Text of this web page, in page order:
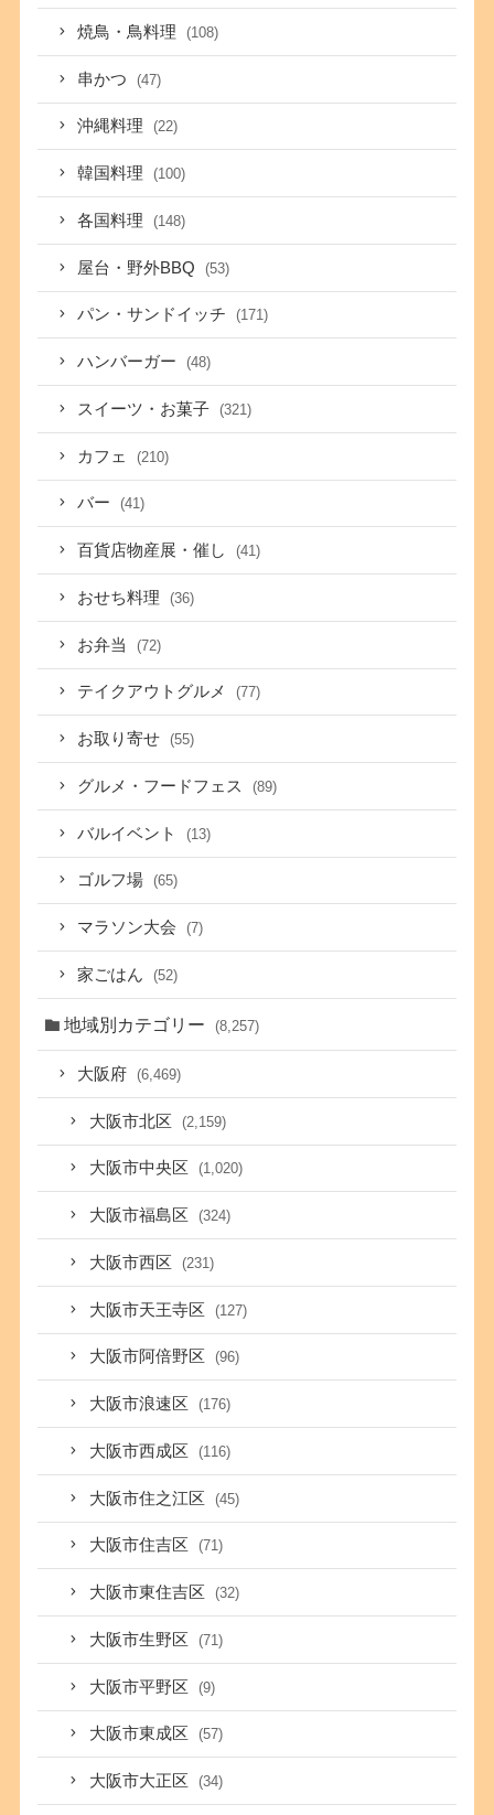
焼鳥・鳥料理 (108)
串かつ (47)
沖縄料理 (22)
韓国料理 (100)
各国料理 (148)
屋台・野外BBQ (53)
パン・サンドイッチ (171)
ハンバーガー (48)
スイーツ・お菓子 (321)
カフェ (210)
バー (41)
百貨店物産展・催し (41)
おせち料理 (36)
お弁当 (72)
テイクアウトグルメ (77)
お取り寄せ (55)
グルメ・フードフェス (89)
バルイベント (13)
ゴルフ場 (65)
マラソン大会 (7)
家ごはん (52)
地域別カテゴリー (8,257)
大阪府 (6,469)
大阪市北区 (2,159)
大阪市中央区 (1,020)
大阪市福島区 (324)
大阪市西区 (231)
大阪市天王寺区 (127)
大阪市阿倍野区 (96)
大阪市浪速区 (176)
大阪市西成区 (116)
大阪市住之江区 (45)
大阪市住吉区 (71)
大阪市東住吉区 (32)
大阪市生野区 (71)
大阪市平野区 (9)
大阪市東成区 (57)
大阪市大正区 (34)